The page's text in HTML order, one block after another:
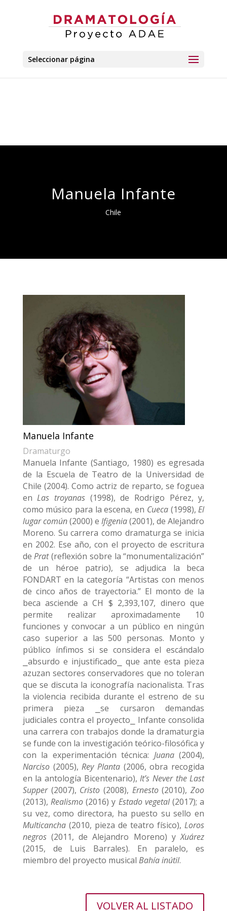
Seleccionar página
Manuela Infante
Chile
Manuela Infante
Dramaturgo
Manuela Infante (Santiago, 1980) es egresada
de la Escuela de Teatro de la Universidad de
Chile (2004). Como actriz de reparto, se foguea
enLas troyanas (1998), de Rodrigo Pérez, y,
como músico para la escena, en Cueca(1998),El
lugar común(2000) eIfigenia(2001), de Alejandro
Moreno. Su carrera como dramaturga se inicia
en 2002. Ese año, con el proyecto de escritura
dePrat(reflexión sobre la “monumentalización”
de un héroe patrio), se adjudica la beca
FONDART en la categoría “Artistas con menos
de cinco años de trayectoria.” El monto de la
beca asciende a CH $ 2,393,107, dinero que
permite realizar aproximadamente 10
funciones y convocar a un público en ningún
caso superior a las 500 personas. Monto y
público ínfimos si se considera el escándalo
⎯absurdo e injustificado⎯ que ante esta pieza
azuzan sectores conservadores que no toleran
que se discuta la iconografía nacionalista. Tras
la violencia recibida durante el estreno de su
primera pieza ⎯se cursaron demandas
judiciales contra el proyecto⎯ Infante consolida
una carrera con trabajos donde la dramaturgia
se funde con la investigación teórico-filosófica y
con la experimentación técnica: Juana(2004),
Narciso(2005),Rey Planta (2006, obra recogida
en la antología Bicentenario),It’s Never the Last
Supper(2007), Cristo (2008), Ernesto(2010),Zoo
(2013), Realismo (2016) y Estado vegetal(2017); a
su vez, como directora, ha puesto su sello en
Multicancha(2010, pieza de teatro físico),Loros
negros(2011, de Alejandro Moreno) yXuárez
(2015, de Luis Barrales). En paralelo, es
miembro del proyecto musical Bahía inútil.
VOLVER AL LISTADO